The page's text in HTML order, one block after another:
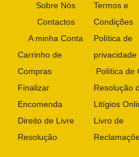
Sobre Nós
Contactos
A minha Conta
Carrinho de
Compras
Finalizar
Encomenda
Direito de Livre
Resolução
Termos e
Condições
Política de
privacidade
Política de
Resolução
Litígios
Livro de